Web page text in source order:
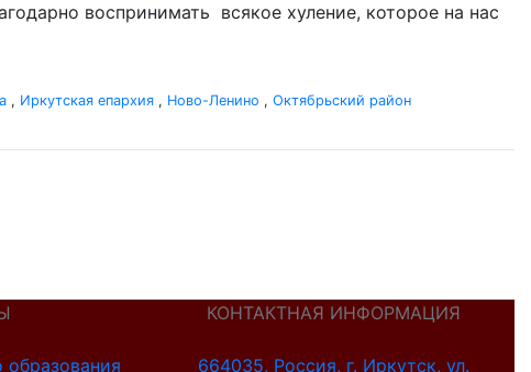
воспринимать всякое хуление, которое на нас
, Иркутская епархия , Ново-Ленино , Октябрьский район
образования
КОНТАКТНАЯ ИНФОРМАЦИЯ
664035, Россия, г. Иркутск, ул.